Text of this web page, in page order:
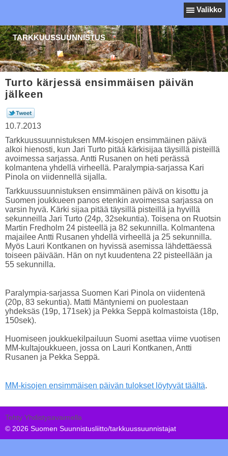
Valikko
TARKKUUSSUUNNISTUS
Turto kärjessä ensimmäisen päivän
jälkeen
10.7.2013
Tarkkuussuunnistuksen MM-kisojen ensimmäinen päivä
alkoi hienosti, kun Jari Turto pitää kärkisijaa täysillä pisteillä
avoimessa sarjassa. Antti Rusanen on heti perässä
kolmantena yhdellä virheellä. Paralympia-sarjassa Kari
Pinola on viidennellä sijalla.
Tarkkuussuunnistuksen ensimmäinen päivä on kisottu ja
Suomen joukkueen panos etenkin avoimessa sarjassa on
varsin hyvä. Kärki sijaa pitää täysillä pisteillä ja hyvillä
sekunneilla Jari Turto (24p, 32sekuntia). Toisena on Ruotsin
Martin Fredholm 24 pisteellä ja 82 sekunnilla. Kolmantena
majailee Antti Rusanen yhdellä virheellä ja 25 sekunnilla.
Myös Lauri Kontkanen on hyvissä asemissa lähdettäessä
toiseen päivään. Hän on nyt kuudentena 22 pisteellään ja
55 sekunnilla.
Paralympia-sarjassa Suomen Kari Pinola on viidentenä
(20p, 83 sekuntia). Matti Mäntyniemi on puolestaan
yhdeksäs (19p, 171sek) ja Pekka Seppä kolmastoista (18p,
150sek).
Huomiseen joukkuekilpailuun Suomi asettaa viime vuotisen
MM-kultajoukkueen, jossa on Lauri Kontkanen, Antti
Rusanen ja Pekka Seppä.
MM-kisojen ensimmäisen päivän tulokset löytyvät täältä.
Tehty Yhdistysavaimella
© 2026 Suomen Suunnistusliitto/tarkkuussuunnistajat